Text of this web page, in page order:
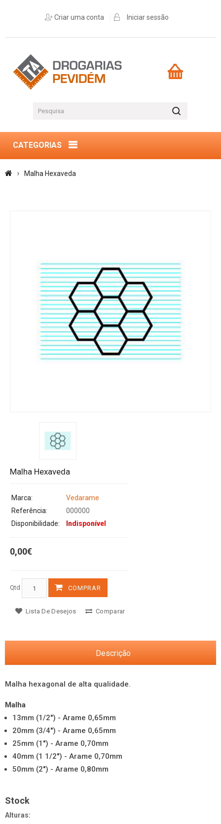
Criar uma conta Iniciar sessão
CATEGORIAS
Malha Hexaveda
Malha Hexaveda
Marca:
Vedarame
Referência:
000000
Disponibilidade:
Indisponível
0,00€
Qtd COMPRAR
Lista De Desejos Comparar
Descrição
Malha hexagonal de alta qualidade.
Malha
13mm (1/2'') - Arame 0,65mm
20mm (3/4'') - Arame 0,65mm
25mm (1'') - Arame 0,70mm
40mm (1 1/2'') - Arame 0,70mm
50mm (2'') - Arame 0,80mm
Stock
Alturas: